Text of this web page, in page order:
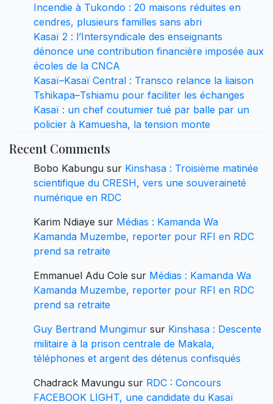
Incendie à Tukondo : 20 maisons réduites en
cendres, plusieurs familles sans abri
Kasaï 2 : l’Intersyndicale des enseignants
dénonce une contribution financière imposée aux
écoles de la CNCA
Kasaï–Kasaï Central : Transco relance la liaison
Tshikapa–Tshiamu pour faciliter les échanges
Kasaï : un chef coutumier tué par balle par un
policier à Kamuesha, la tension monte
Recent Comments
Bobo Kabungu sur Kinshasa : Troisième matinée
scientifique du CRESH, vers une souveraineté
numérique en RDC
Karim Ndiaye sur Médias : Kamanda Wa
Kamanda Muzembe, reporter pour RFI en RDC
prend sa retraite
Emmanuel Adu Cole sur Médias : Kamanda Wa
Kamanda Muzembe, reporter pour RFI en RDC
prend sa retraite
Guy Bertrand Mungimur sur Kinshasa : Descente
militaire à la prison centrale de Makala,
téléphones et argent des détenus confisqués
Chadrack Mavungu sur RDC : Concours
FACEBOOK LIGHT, une candidate du Kasaï